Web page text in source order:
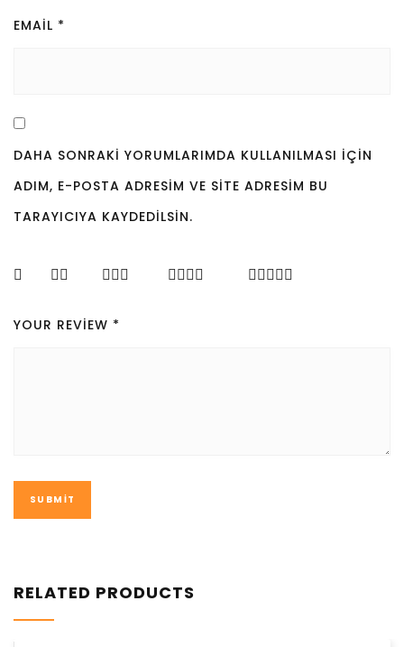
EMAIL *
DAHA SONRAKI YORUMLARIMDA KULLANILMASI IÇIN
ADIM, E-POSTA ADRESIM VE SITE ADRESIM BU
TARAYICIYA KAYDEDILSIN.
YOUR REVIEW *
RELATED PRODUCTS